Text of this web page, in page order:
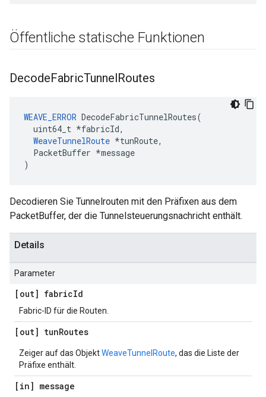
Öffentliche statische Funktionen
DecodeFabricTunnelRoutes
WEAVE_ERROR DecodeFabricTunnelRoutes(
  uint64_t *fabricId,
WeaveTunnelRoute *tunRoute,
  PacketBuffer *message
)
Decodieren Sie Tunnelrouten mit den Präfixen aus dem
PacketBuffer, der die Tunnelsteuerungsnachricht enthält.
Details
Parameter
[out] fabricId
Fabric-ID für die Routen.
[out] tunRoutes
Zeiger auf das ObjektWeaveTunnelRoute, das die Liste der
Präfixe enthält.
[in] message